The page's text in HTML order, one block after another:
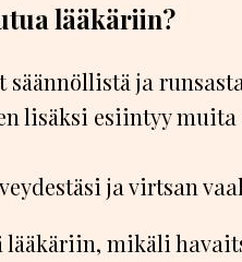
lääkäriin?
säännöllistä ja
lisäksi esiintyy
ja virtsan
mikäli